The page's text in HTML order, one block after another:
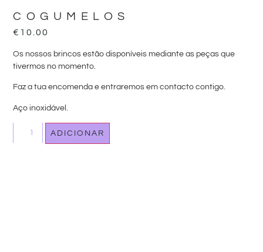
COGUMELOS
€ 10.00
Os nossos brincos estão disponíveis mediante as peças que
tivermos no momento.
Faz a tua encomenda e entraremos em contacto contigo.
Aço inoxidável.
ADICIONAR